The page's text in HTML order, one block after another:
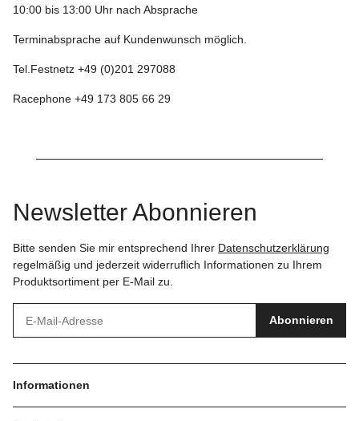
10:00 bis 13:00 Uhr nach Absprache
Terminabsprache auf Kundenwunsch möglich.
Tel.Festnetz +49 (0)201 297088
Racephone +49 173 805 66 29
Newsletter Abonnieren
Bitte senden Sie mir entsprechend Ihrer Datenschutzerklärung
regelmäßig und jederzeit widerruflich Informationen zu Ihrem
Produktsortiment per E-Mail zu.
Abonnieren
Informationen